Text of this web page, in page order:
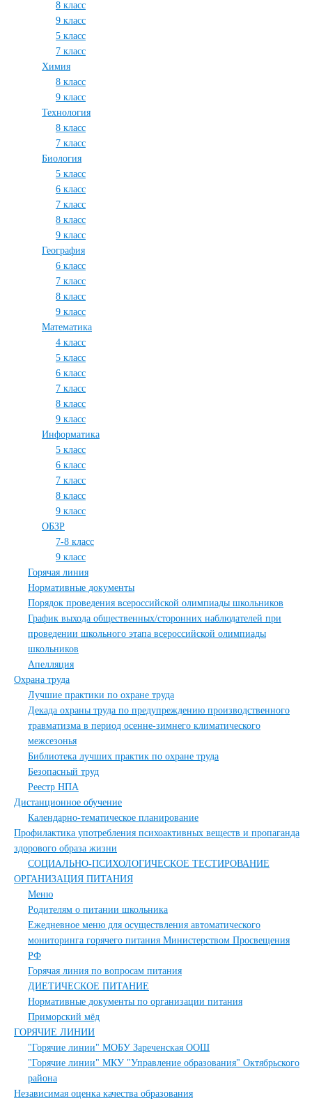
8 класс
9 класс
5 класс
7 класс
Химия
8 класс
9 класс
Технология
8 класс
7 класс
Биология
5 класс
6 класс
7 класс
8 класс
9 класс
География
6 класс
7 класс
8 класс
9 класс
Математика
4 класс
5 класс
6 класс
7 класс
8 класс
9 класс
Информатика
5 класс
6 класс
7 класс
8 класс
9 класс
ОБЗР
7-8 класс
9 класс
Горячая линия
Нормативные документы
Порядок проведения всероссийской олимпиады школьников
График выхода общественных/сторонних наблюдателей при
проведении школьного этапа всероссийской олимпиады
школьников
Апелляция
Охрана труда
Лучшие практики по охране труда
Декада охраны труда по предупреждению производственного
травматизма в период осенне-зимнего климатического
межсезонья
Библиотека лучших практик по охране труда
Безопасный труд
Реестр НПА
Дистанционное обучение
Календарно-тематическое планирование
Профилактика употребления психоактивных веществ и пропаганда
здорового образа жизни
СОЦИАЛЬНО-ПСИХОЛОГИЧЕСКОЕ ТЕСТИРОВАНИЕ
ОРГАНИЗАЦИЯ ПИТАНИЯ
Меню
Родителям о питании школьника
Ежедневное меню для осуществления автоматического
мониторинга горячего питания Министерством Просвещения
РФ
Горячая линия по вопросам питания
ДИЕТИЧЕСКОЕ ПИТАНИЕ
Нормативные документы по организации питания
Приморский мёд
ГОРЯЧИЕ ЛИНИИ
"Горячие линии" МОБУ Зареченская ООШ
"Горячие линии" МКУ "Управление образования" Октябрьского
района
Независимая оценка качества образования